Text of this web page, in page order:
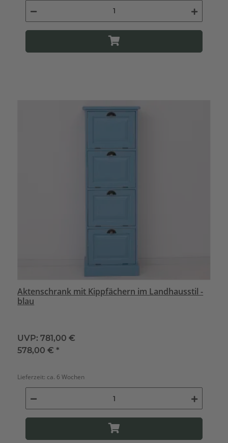
Aktenschrank mit Kippfächern im Landhausstil -
blau
UVP: 781,00 €
578,00 €*
Lieferzeit: ca. 6 Wochen